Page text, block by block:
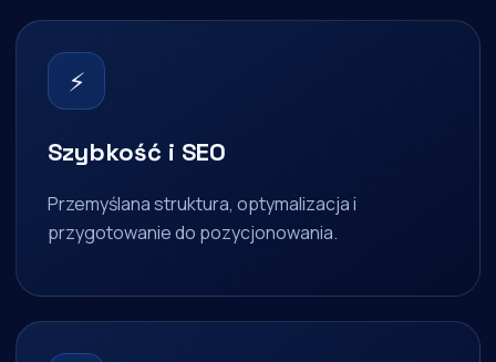
⚡
Szybkość i SEO
Przemyślana struktura, optymalizacja i
przygotowanie do pozycjonowania.